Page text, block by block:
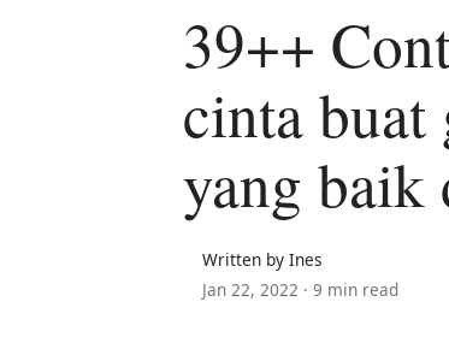
39++
cinta buat
yang baik
Written by Ines
Jan 22, 2022 · 9 min read